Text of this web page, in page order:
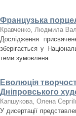
Французька
Кравченко, Людмила
Дослідження
зберігається у
теми зумовлена ...
Еволюція
Дніпровського
Капшукова, Олена
У дисертації